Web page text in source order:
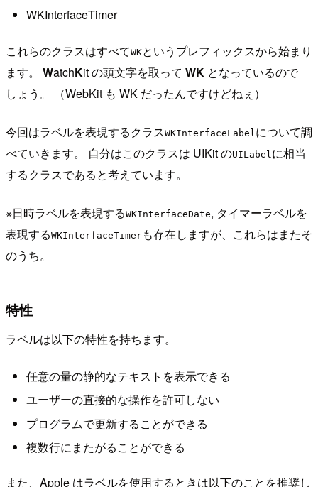
WKInterfaceTimer
これらのクラスはすべてWKというプレフィックスから始まり
ます。 WatchKit の頭文字を取って WK となっているので
しょう。 （WebKit も WK だったんですけどねぇ）
今回はラベルを表現するクラスWKInterfaceLabel について調
べていきます。 自分はこのクラスは UIKit のUILabel に相当
するクラスであると考えています。
※日時ラベルを表現するWKInterfaceDate, タイマーラベルを
表現するWKInterfaceTimer も存在しますが、これらはまたそ
のうち。
特性
ラベルは以下の特性を持ちます。
任意の量の静的なテキストを表示できる
ユーザーの直接的な操作を許可しない
プログラムで更新することができる
複数行にまたがることができる
また、Apple はラベルを使用するときは以下のことを推奨し